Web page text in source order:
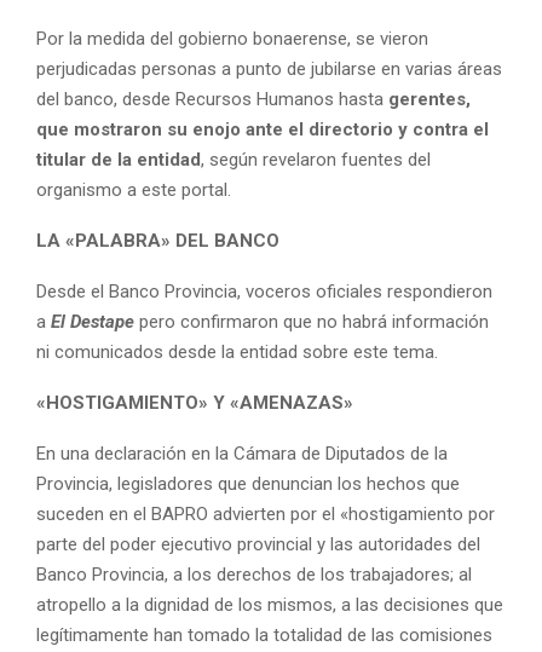
Por la medida del gobierno bonaerense, se vieron
perjudicadas personas a punto de jubilarse en varias áreas
del banco, desde Recursos Humanos hasta gerentes,
que mostraron su enojo ante el directorio y contra el
titular de la entidad, según revelaron fuentes del
organismo a este portal.
LA «PALABRA» DEL BANCO
Desde el Banco Provincia, voceros oficiales respondieron
a El Destape pero confirmaron que no habrá información
ni comunicados desde la entidad sobre este tema.
«HOSTIGAMIENTO» Y «AMENAZAS»
En una declaración en la Cámara de Diputados de la
Provincia, legisladores que denuncian los hechos que
suceden en el BAPRO advierten por el «hostigamiento por
parte del poder ejecutivo provincial y las autoridades del
Banco Provincia, a los derechos de los trabajadores; al
atropello a la dignidad de los mismos, a las decisiones que
legítimamente han tomado la totalidad de las comisiones